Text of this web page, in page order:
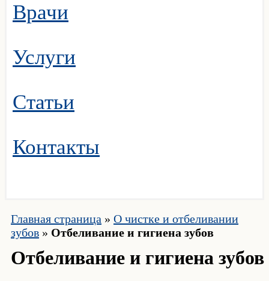
Врачи
Услуги
Статьи
Контакты
Главная страница » О чистке и отбеливании
зубов » Отбеливание и гигиена зубов
Отбеливание и гигиена зубов